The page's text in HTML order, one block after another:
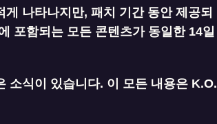
나타나지만, 패치 기간 동안 제공되
포함되는 모든 콘텐츠가 동일한 14일
소식이 있습니다. 이 모든 내용은 K.O.